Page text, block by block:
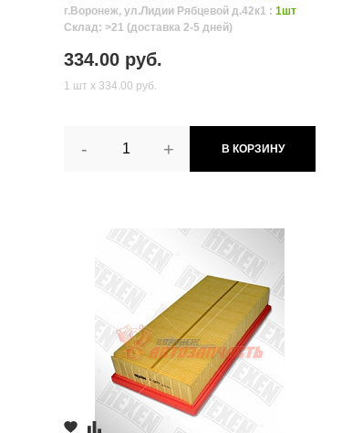
г.Воронеж, ул.Лидии Рябцевой д.42к1 : 1шт
Склад: >21 (доставка 2-5 дней)
334.00 руб.
1 шт х 334.00 руб.
- + В КОРЗИНУ